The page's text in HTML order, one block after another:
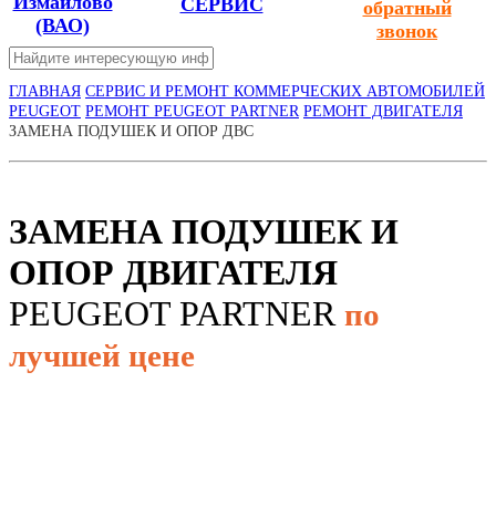
(ВАО)
СЕРВИС
обратный
звонок
ГЛАВНАЯ СЕРВИС И РЕМОНТ КОММЕРЧЕСКИХ АВТОМОБИЛЕЙ
PEUGEOT РЕМОНТ PEUGEOT PARTNER РЕМОНТ ДВИГАТЕЛЯ
ЗАМЕНА ПОДУШЕК И ОПОР ДВС
ЗАМЕНА ПОДУШЕК И
ОПОР ДВИГАТЕЛЯ
PEUGEOT PARTNER по
лучшей цене